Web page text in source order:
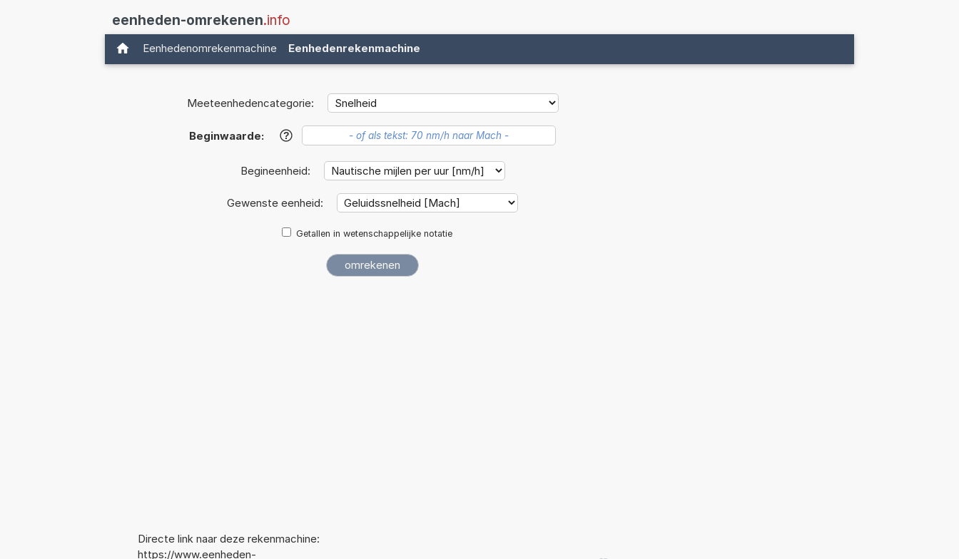
eenheden-omrekenen.info
Eenhedenomrekenmachine Eenhedenrekenmachine
Meeteenhedencategorie:
Beginwaarde: ?
Begineenheid:
Gewenste eenheid:
Getallen in wetenschappelijke notatie
Directe link naar deze rekenmachine:
https://www.eenheden-